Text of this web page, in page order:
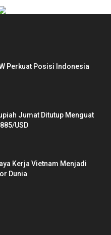
Perkuat Posisi Indonesia
Jumat Ditutup Menguat
USD
Kerja Vietnam Menjadi
Dunia